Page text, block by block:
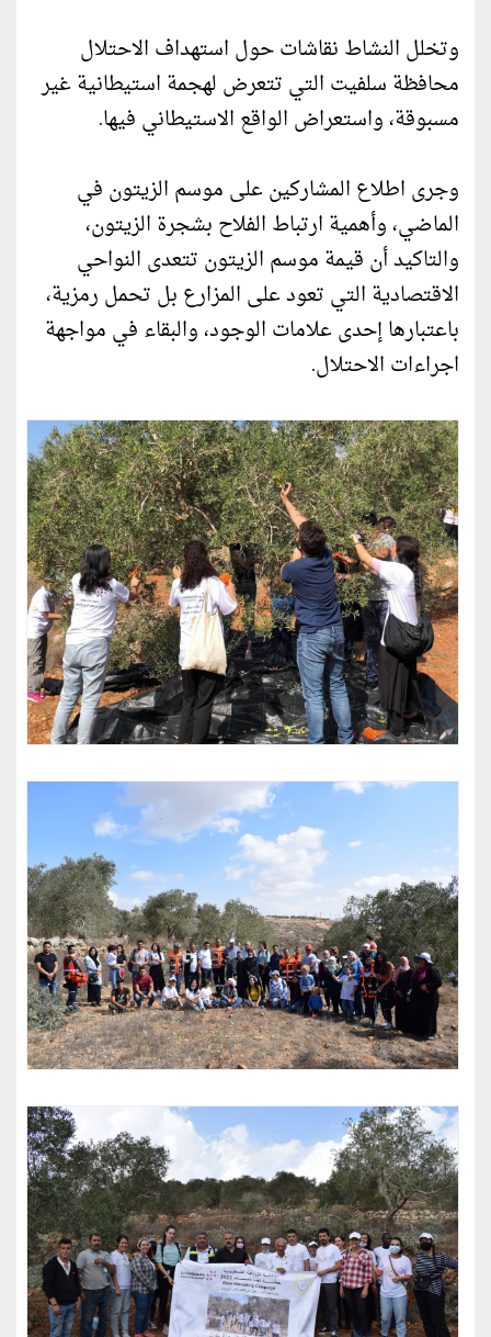
وتخلل النشاط نقاشات حول استهداف الاحتلال
محافظة سلفيت التي تتعرض لهجمة استيطانية غير
مسبوقة، واستعراض الواقع الاستيطاني فيها.
وجرى اطلاع المشاركين على موسم الزيتون في
الماضي، وأهمية ارتباط الفلاح بشجرة الزيتون،
والتاكيد أن قيمة موسم الزيتون تتعدى النواحي
الاقتصادية التي تعود على المزارع بل تحمل رمزية،
باعتبارها إحدى علامات الوجود، والبقاء في مواجهة
اجراءات الاحتلال.